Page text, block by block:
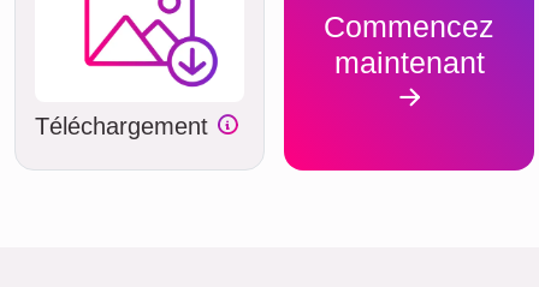
Téléchargement
Commencez
maintenant